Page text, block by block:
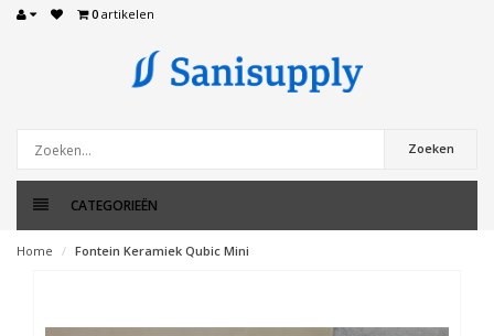
0 artikelen
Zoeken
CATEGORIEËN
Home Fontein Keramiek Qubic Mini